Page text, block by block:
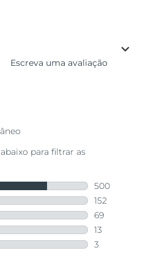
Escreva uma avaliação